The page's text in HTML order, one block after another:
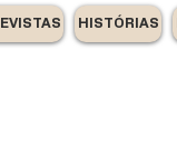
HISTÓRIAS